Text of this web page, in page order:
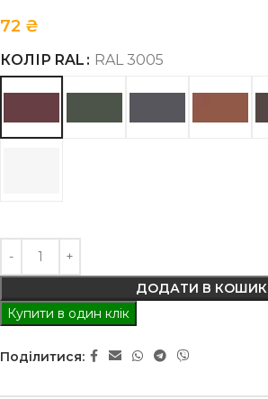
72 ₴
КОЛІР RAL RAL 3005
ДОДАТИ В КОШИК
Купити в один клік
Поділитися: